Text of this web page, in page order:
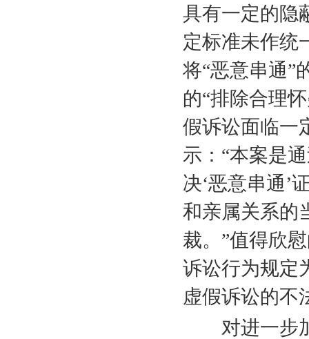
具有一定的隐
定标准未作统
将“恶意串通”
的“排除合理
假诉讼面临一
示：“本案是
决‘恶意串通’
和亲属关系的
裁。”值得欣
诉讼行为规定
虚假诉讼的不
对进一步加